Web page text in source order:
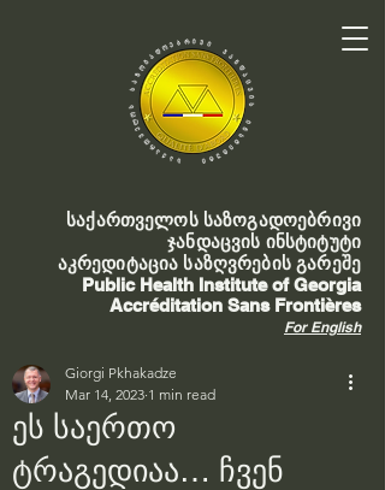
საქართველოს საზოგადოებრივი
ჯანდაცვის ინსტიტუტი
აკრედიტაცია საზღვრების გარეშე
Public Health Institute of Georgia
Accréditation Sans Frontières
For English
ეს საერთო
ტრაგედიაა… ჩვენ
Giorgi Pkhakadze
Mar 14, 2023 1 min read